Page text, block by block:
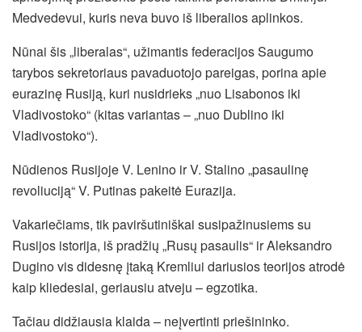
Medvedevui, kuris neva buvo iš liberalios aplinkos.
Nūnai šis „liberalas“, užimantis federacijos Saugumo
tarybos sekretoriaus pavaduotojo pareigas, porina apie
eurazinę Rusiją, kuri nusidrieks „nuo Lisabonos iki
Vladivostoko“ (kitas variantas – „nuo Dublino iki
Vladivostoko“).
Nūdienos Rusijoje V. Lenino ir V. Stalino „pasaulinę
revoliuciją“ V. Putinas pakeitė Eurazija.
Vakariečiams, tik paviršutiniškai susipažinusiems su
Rusijos istorija, iš pradžių „Rusų pasaulis“ ir Aleksandro
Dugino vis didesnę įtaką Kremliui dariusios teorijos atrodė
kaip kliedesiai, geriausiu atveju – egzotika.
Tačiau didžiausia klaida – neįvertinti priešininko.